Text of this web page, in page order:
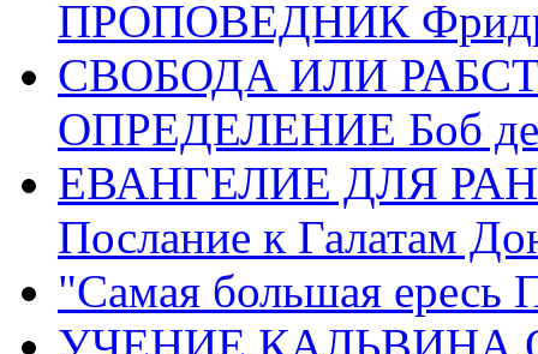
ПРОПОВЕДНИК
СВОБОДА ИЛИ
ОПРЕДЕЛЕНИЕ Боб де
ЕВАНГЕЛИЕ ДЛЯ
Послание к Галатам
"Самая большая ересь